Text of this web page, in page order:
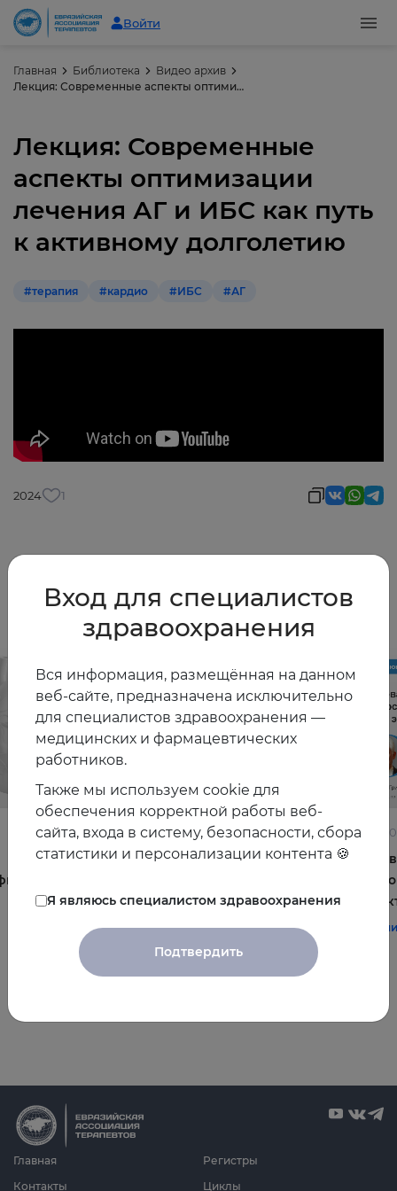
Войти
Главная Библиотека
Видео архив
Лекция: Современные аспекты оптимизации лечения АГ и ИБС как путь к активному долголетию
Лекция: Современные
аспекты оптимизации
лечения АГ и ИБС как путь
к активному долголетию
#терапия #кардио #ИБС #АГ
2024 1
Другие видео
22.06.2026
Постменопауза на приёме: алгоритмы для
#терапия#постменопауза#женское_здоровье
и
и
Главная
Циклы
Регистры
Контакты
Вход для специалистов
здравоохранения
Вся информация, размещённая на данном
веб-сайте, предназначена исключительно
для специалистов здравоохранения —
медицинских и фармацевтических
работников.
Также мы используем cookie для
обеспечения корректной работы веб-
сайта, входа в систему, безопасности, сбора
статистики и персонализации контента 🍪
Я являюсь специалистом здравоохранения
Подтвердить